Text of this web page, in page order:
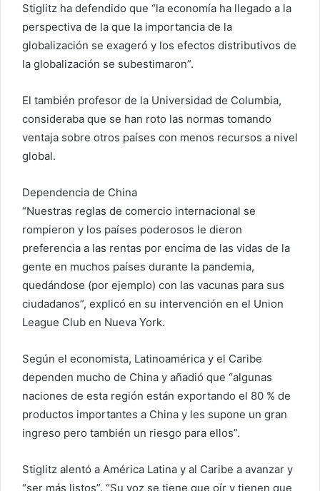
Stiglitz ha defendido que “la economía ha llegado a la
perspectiva de la que la importancia de la
globalización se exageró y los efectos distributivos de
la globalización se subestimaron”.
El también profesor de la Universidad de Columbia,
consideraba que se han roto las normas tomando
ventaja sobre otros países con menos recursos a nivel
global.
Dependencia de China
“Nuestras reglas de comercio internacional se
rompieron y los países poderosos le dieron
preferencia a las rentas por encima de las vidas de la
gente en muchos países durante la pandemia,
quedándose (por ejemplo) con las vacunas para sus
ciudadanos”, explicó en su intervención en el Union
League Club en Nueva York.
Según el economista, Latinoamérica y el Caribe
dependen mucho de China y añadió que “algunas
naciones de esta región están exportando el 80 % de
productos importantes a China y les supone un gran
ingreso pero también un riesgo para ellos”.
Stiglitz alentó a América Latina y al Caribe a avanzar y
“ser más listos”. “Su voz se tiene que oír y tienen que